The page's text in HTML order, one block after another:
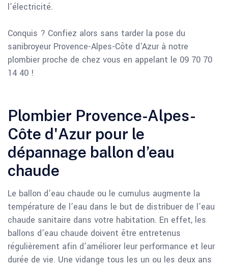
l’électricité.
Conquis ? Confiez alors sans tarder la pose du
sanibroyeur Provence-Alpes-Côte d'Azur à notre
plombier proche de chez vous en appelant le 09 70 70
14 40 !
Plombier Provence-Alpes-
Côte d'Azur pour le
dépannage ballon d’eau
chaude
Le ballon d’eau chaude ou le cumulus augmente la
température de l’eau dans le but de distribuer de l’eau
chaude sanitaire dans votre habitation. En effet, les
ballons d’eau chaude doivent être entretenus
régulièrement afin d’améliorer leur performance et leur
durée de vie. Une vidange tous les un ou les deux ans